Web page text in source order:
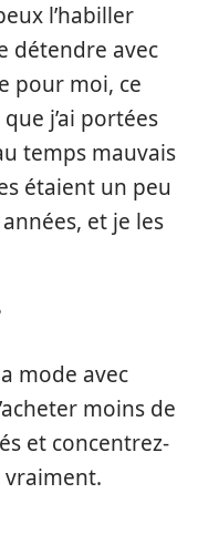
l’habiller
détendre avec
pour moi, ce
j’ai portées
temps mauvais
étaient un peu
et je les
mode avec
moins de
et concentrez-
vraiment.